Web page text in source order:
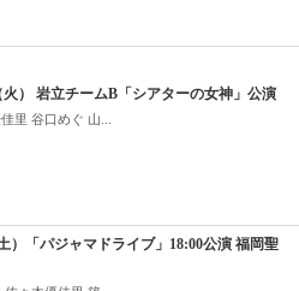
火） 岩立チームB「シアターの女神」公演
里 谷口めぐ 山...
）「パジャマドライブ」18:00公演 福岡聖